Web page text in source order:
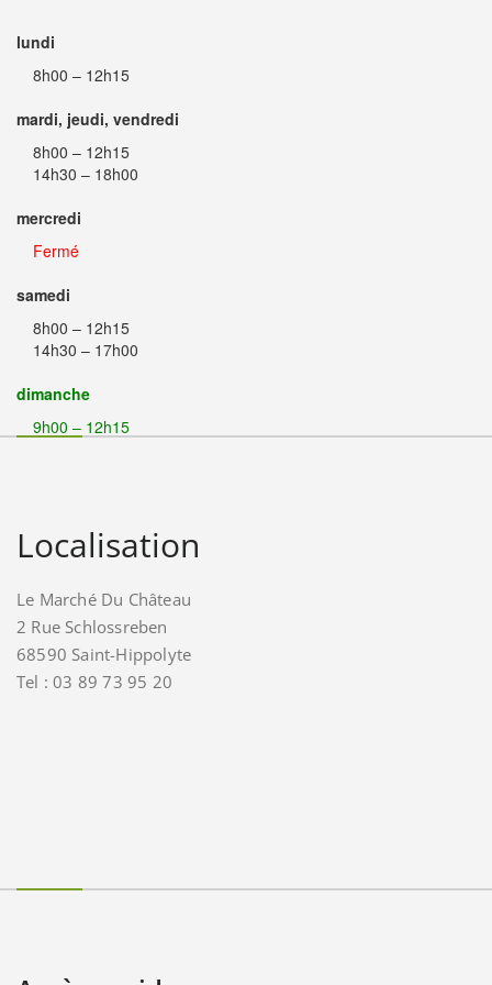
lundi
8h00 – 12h15
mardi, jeudi, vendredi
8h00 – 12h15
14h30 – 18h00
mercredi
Fermé
samedi
8h00 – 12h15
14h30 – 17h00
dimanche
9h00 – 12h15
Localisation
Le Marché Du Château
2 Rue Schlossreben
68590 Saint-Hippolyte
Tel : 03 89 73 95 20